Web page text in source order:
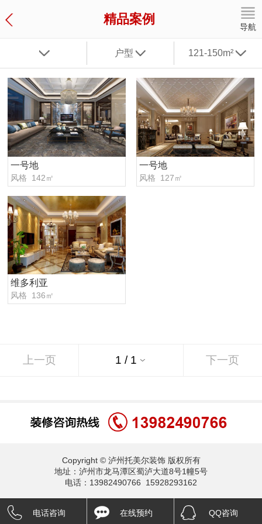
精品案例
导航
户型 121-150m²
一号地
风格 142㎡
维多利亚
风格 136㎡
一号地
风格 127㎡
上一页 下一页
Copyright © 泸州托美尔装饰 版权所有
地址：泸州市龙马潭区蜀泸大道8号1幢5号
电话：13982490766 15928293162
电话咨询 在线预约 QQ咨询